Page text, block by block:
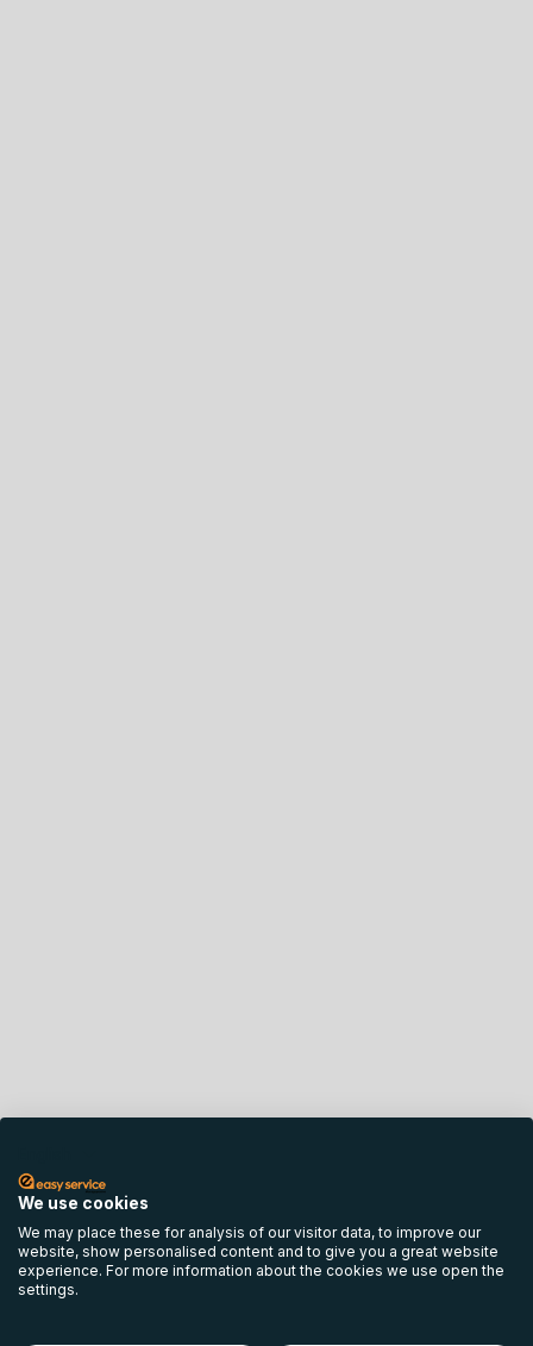
We use cookies
We may place these for analysis of our visitor data, to improve our
website, show personalised content and to give you a great website
experience. For more information about the cookies we use open the
settings.